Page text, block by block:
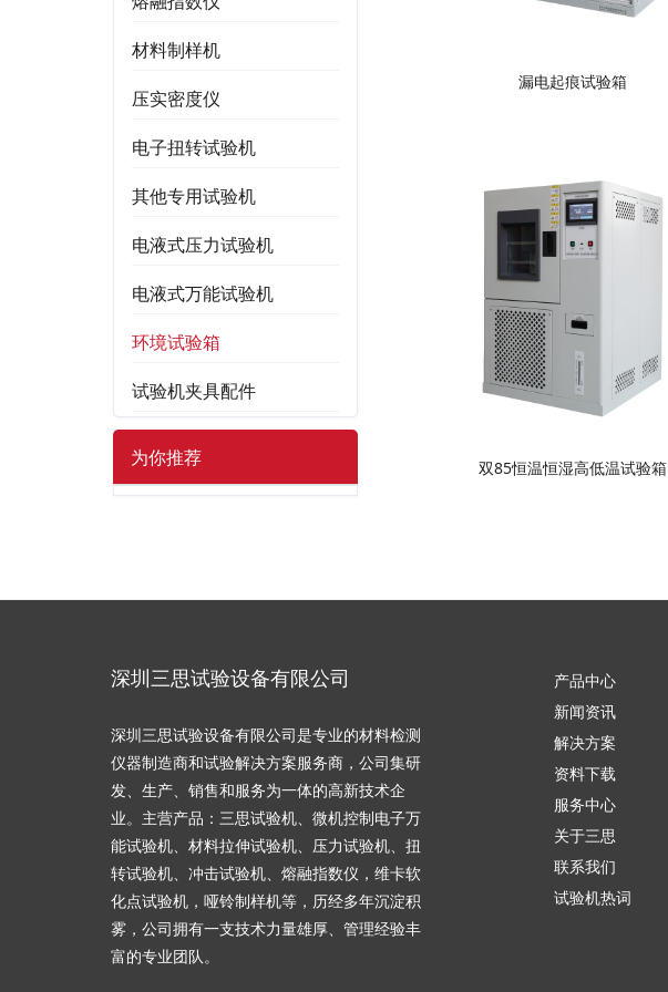
漏电起痕试验箱
双85恒温恒湿高低温试验箱
材料制样机
压实密度仪
电子扭转试验机
其他专用试验机
电液式压力试验机
电液式万能试验机
环境试验箱
试验机夹具配件
为你推荐
深圳三思试验设备有限公司
深圳三思试验设备有限公司是专业的材料检测
仪器制造商和试验解决方案服务商，公司集研
发、生产、销售和服务为一体的高新技术企
业。主营产品：三思试验机、微机控制电子万
能试验机、材料拉伸试验机、压力试验机、扭
转试验机、冲击试验机、熔融指数仪，维卡软
化点试验机，哑铃制样机等，历经多年沉淀积
雾，公司拥有一支技术力量雄厚、管理经验丰
富的专业团队。
产品中心
新闻资讯
解决方案
资料下载
服务中心
关于三思
联系我们
试验机热词